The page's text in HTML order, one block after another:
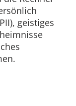
geistiges